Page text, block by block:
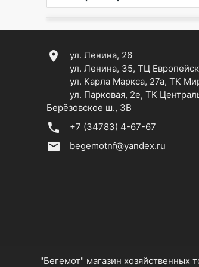
location_on
ул. Ленина, 26
ул. Ленина, 35, ТЦ
ул. Карла Маркса, 27а, ТК
ул. Парковая, 2е, ТК
Берёзовское ш., 3В
phone +7 (34783) 4-67-67
email begemotnf@yandex.ru
"Бегемот" магазин хозяйственных